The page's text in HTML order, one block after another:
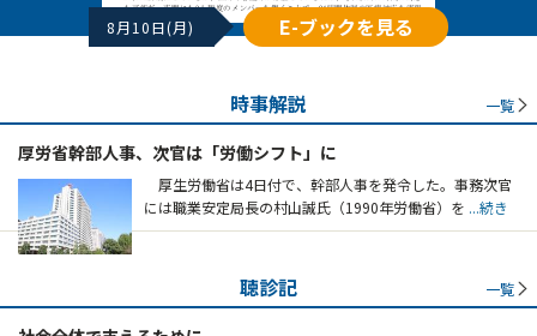
8月10日(月) E-ブックを見る
時事解説 一覧
厚労省幹部人事、次官は「労働シフト」に
厚生労働省は4日付で、幹部人事を発令した。事務次官
には職業安定局長の村山誠氏（1990年労働省）を ...続き
聴診記 一覧